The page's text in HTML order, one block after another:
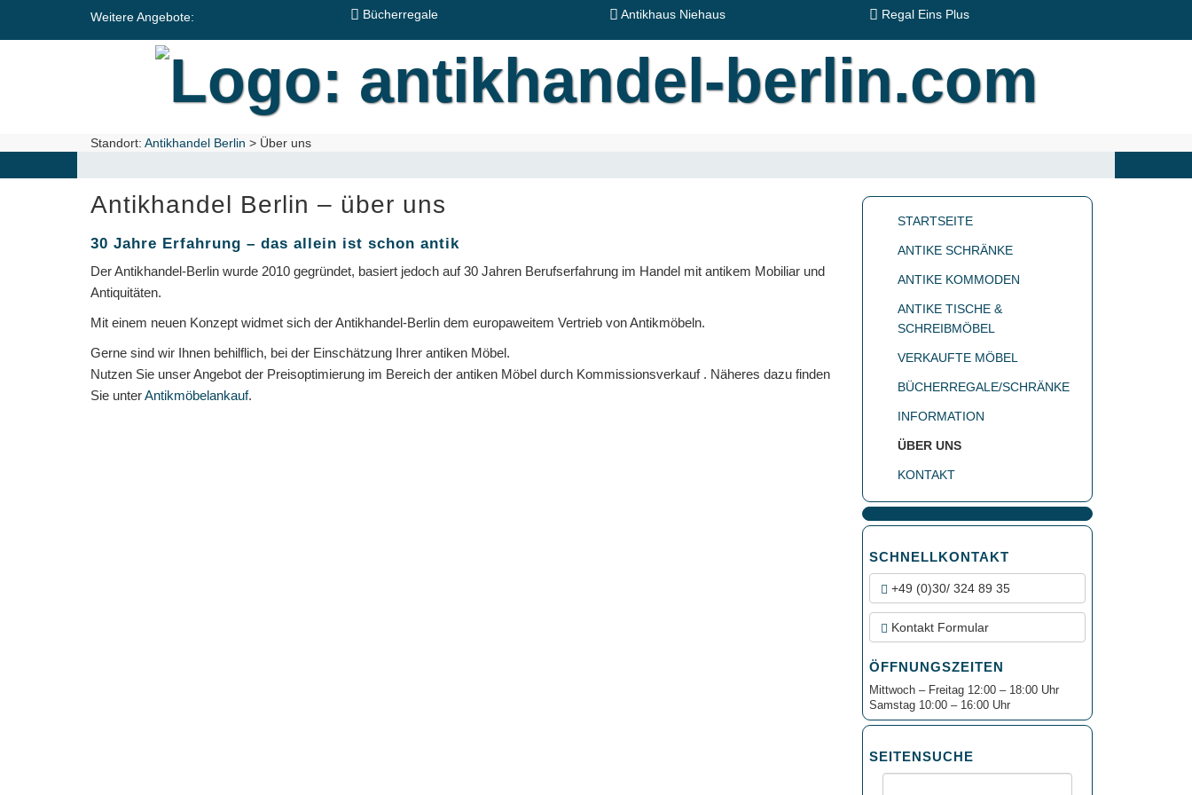
springen
Weitere Angebote: Bücherregale Antikhaus Niehaus Regal Eins Plus
Standort: Antikhandel Berlin > Über uns
Antikhandel Berlin – über uns
30 Jahre Erfahrung – das allein ist schon antik
Der Antikhandel-Berlin wurde 2010 gegründet, basiert jedoch auf 30 Jahren Berufserfahrung im Handel mit antikem Mobiliar und
Antiquitäten.
Mit einem neuen Konzept widmet sich der Antikhandel-Berlin dem europaweitem Vertrieb von Antikmöbeln.
Gerne sind wir Ihnen behilflich, bei der Einschätzung Ihrer antiken Möbel.
Nutzen Sie unser Angebot der Preisoptimierung im Bereich der antiken Möbel durch Kommissionsverkauf . Näheres dazu finden
Sie unterAntikmöbelankauf.
STARTSEITE
ANTIKE SCHRÄNKE
ANTIKE KOMMODEN
ANTIKE TISCHE &
SCHREIBMÖBEL
VERKAUFTE MÖBEL
BÜCHERREGALE/SCHRÄNKE
INFORMATION
ÜBER UNS
KONTAKT
SCHNELLKONTAKT
+49 (0)30/ 324 89 35
Kontakt Formular
ÖFFNUNGSZEITEN
Mittwoch – Freitag 12:00 – 18:00 Uhr
Samstag 10:00 – 16:00 Uhr
SEITENSUCHE
Suche: